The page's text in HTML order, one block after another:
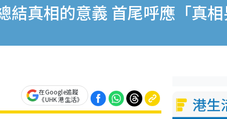
結真相的意義 首尾呼應「真
在Google追蹤
《UHK 港生活》
港生